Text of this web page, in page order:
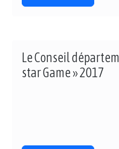
Le Conseil
star Game » 2017